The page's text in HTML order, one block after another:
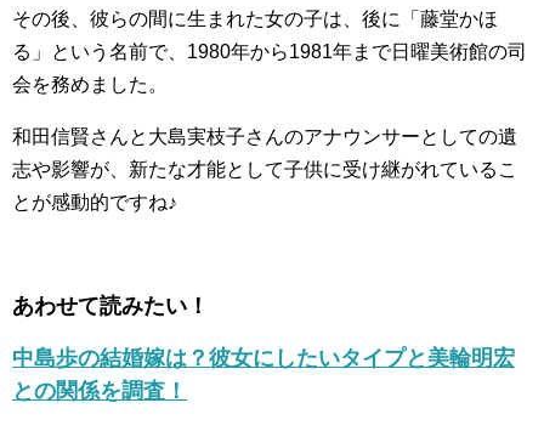
その後、彼らの間に生まれた女の子は、後に「藤堂かほ
る」という名前で、1980年から1981年まで日曜美術館の司
会を務めました。
和田信賢さんと大島実枝子さんのアナウンサーとしての遺
志や影響が、新たな才能として子供に受け継がれているこ
とが感動的ですね♪
あわせて読みたい！
中島歩の結婚嫁は？彼女にしたいタイプと美輪明宏
との関係を調査！